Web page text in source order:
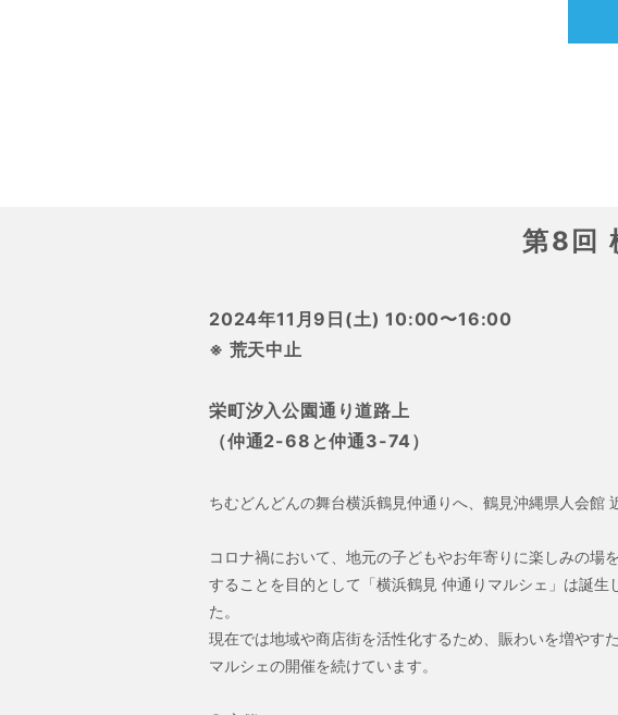
第8回
2024年11月9日(土) 10:00〜16:00
※ 荒天中止
栄町汐入公園通り道路上
（仲通2-68と仲通3-74）
ちむどんどんの舞台横浜鶴見仲通りへ、鶴見沖縄県人会館
コロナ禍において、地元の子どもやお年寄りに楽しみの場
することを目的として「横浜鶴見 仲通りマルシェ」は誕生
た。
現在では地域や商店街を活性化するため、賑わいを増やすた
マルシェの開催を続けています。